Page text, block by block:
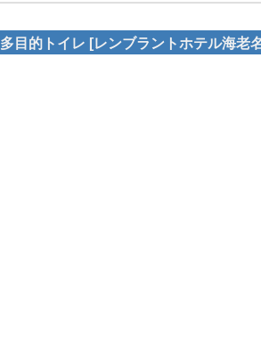
多目的トイレ [レンブラントホテル海老